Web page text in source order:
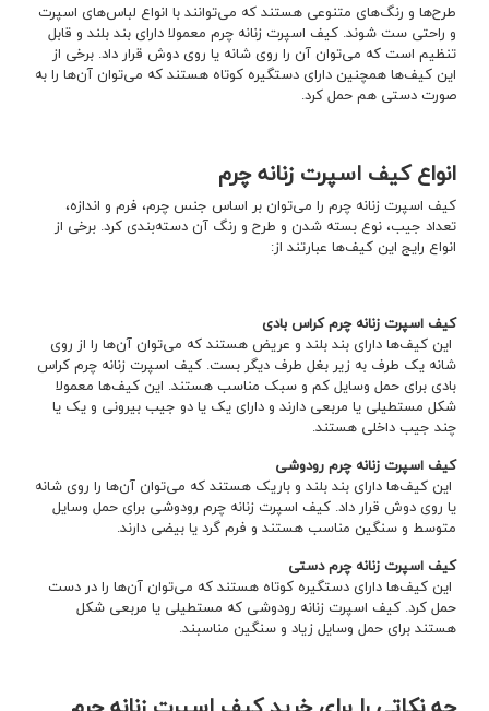
طرح‌ها و رنگ‌های متنوعی هستند که می‌توانند با انواع لباس‌های اسپرت
و راحتی ست شوند. کیف اسپرت زنانه چرم معمولا دارای بند بلند و قابل
تنظیم است که می‌توان آن را روی شانه یا روی دوش قرار داد. برخی از
این کیف‌ها همچنین دارای دستگیره کوتاه هستند که می‌توان آن‌ها را به
صورت دستی هم حمل کرد.
انواع کیف اسپرت زنانه چرم
کیف اسپرت زنانه چرم را می‌توان بر اساس جنس چرم، فرم و اندازه،
تعداد جیب، نوع بسته شدن و طرح و رنگ آن دسته‌بندی کرد. برخی از
انواع رایج این کیف‌ها عبارتند از:
کیف اسپرت زنانه چرم کراس بادی
این کیف‌ها دارای بند بلند و عریض هستند که می‌توان آن‌ها را از روی
شانه یک طرف به زیر بغل طرف دیگر بست. کیف اسپرت زنانه چرم کراس
بادی برای حمل وسایل کم و سبک مناسب هستند. این کیف‌ها معمولا
شکل مستطیلی یا مربعی دارند و دارای یک یا دو جیب بیرونی و یک یا
چند جیب داخلی هستند.
کیف اسپرت زنانه چرم رودوشی
این کیف‌ها دارای بند بلند و باریک هستند که می‌توان آن‌ها را روی شانه
یا روی دوش قرار داد. کیف اسپرت زنانه چرم رودوشی برای حمل وسایل
متوسط و سنگین مناسب هستند و فرم گرد یا بیضی دارند.
کیف اسپرت زنانه چرم دستی
این کیف‌ها دارای دستگیره کوتاه هستند که می‌توان آن‌ها را در دست
حمل کرد. کیف اسپرت زنانه رودوشی که مستطیلی یا مربعی شکل
هستند برای حمل وسایل زیاد و سنگین مناسبند.